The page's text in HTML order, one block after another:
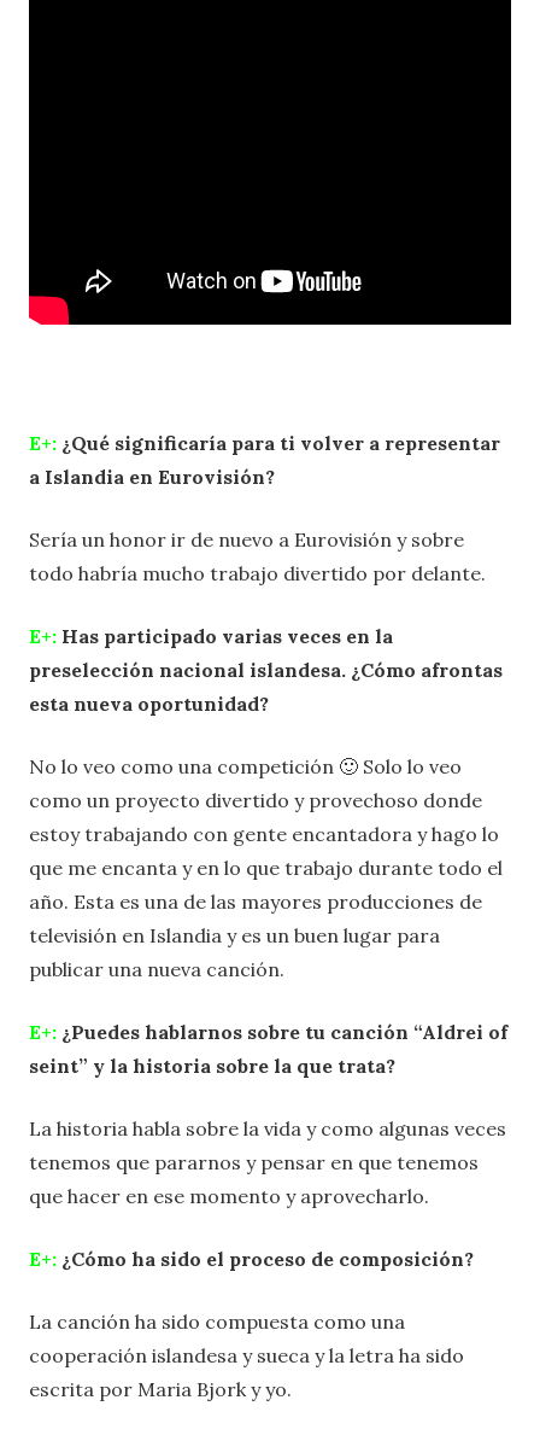
E+: ¿Qué significaría para ti volver a representar
a Islandia en Eurovisión?
Sería un honor ir de nuevo a Eurovisión y sobre
todo habría mucho trabajo divertido por delante.
E+: Has participado varias veces en la
preselección nacional islandesa. ¿Cómo afrontas
esta nueva oportunidad?
No lo veo como una competición 🙂 Solo lo veo
como un proyecto divertido y provechoso donde
estoy trabajando con gente encantadora y hago lo
que me encanta y en lo que trabajo durante todo el
año. Esta es una de las mayores producciones de
televisión en Islandia y es un buen lugar para
publicar una nueva canción.
E+: ¿Puedes hablarnos sobre tu canción “Aldrei of
seint” y la historia sobre la que trata?
La historia habla sobre la vida y como algunas veces
tenemos que pararnos y pensar en que tenemos
que hacer en ese momento y aprovecharlo.
E+: ¿Cómo ha sido el proceso de composición?
La canción ha sido compuesta como una
cooperación islandesa y sueca y la letra ha sido
escrita por Maria Bjork y yo.